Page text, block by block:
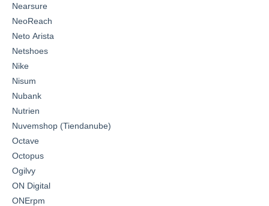
Nearsure
NeoReach
Neto Arista
Netshoes
Nike
Nisum
Nubank
Nutrien
Nuvemshop (Tiendanube)
Octave
Octopus
Ogilvy
ON Digital
ONErpm